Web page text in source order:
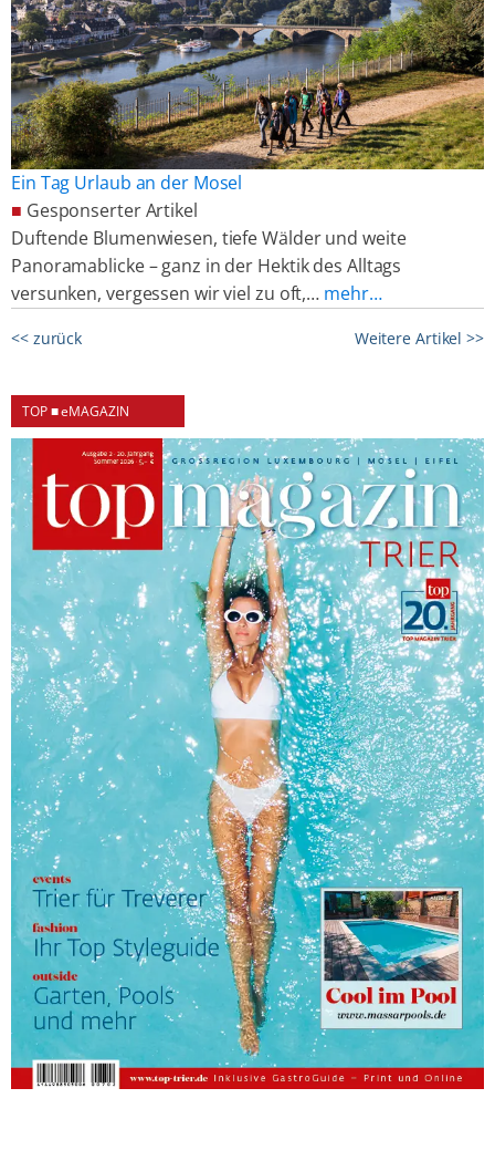
Ein Tag Urlaub an der Mosel
■ Gesponserter Artikel
Duftende Blumenwiesen, tiefe Wälder und weite
Panoramablicke – ganz in der Hektik des Alltags
versunken, vergessen wir viel zu oft,… mehr…
<< zurück Weitere Artikel >>
TOP ■ eMAGAZIN